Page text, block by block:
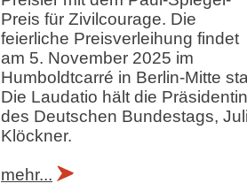
Preis für Zivilcourage. Die
feierliche Preisverleihung findet
am 5. November 2025 im
Humboldtcarré in Berlin-Mitte
Die Laudatio hält die Präsidentin
des Deutschen Bundestags,
Klöckner.
mehr...